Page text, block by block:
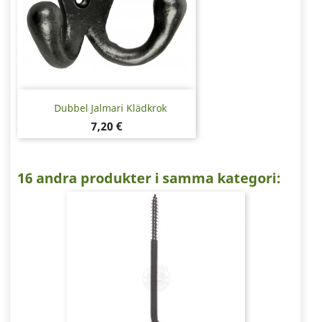
Dubbel Jalmari Klädkrok
Pris
7,20 €
16 andra produkter i samma kategori: